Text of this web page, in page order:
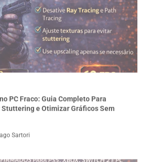
PC Fraco: Guia Completo Para
e Otimizar Gráficos Sem
Sartori